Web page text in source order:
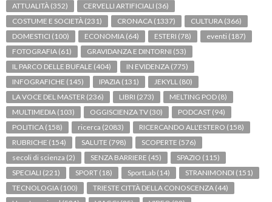
ATTUALITÀ (352) CERVELLI ARTIFICIALI (36)
COSTUME E SOCIETÀ (231) CRONACA (1337) CULTURA (366)
DOMESTICI (100) ECONOMIA (64) ESTERI (78) eventi (187)
FOTOGRAFIA (61) GRAVIDANZA E DINTORNI (53)
IL PARCO DELLE BUFALE (404) IN EVIDENZA (775)
INFOGRAFICHE (145) IPAZIA (131) JEKYLL (80)
LA VOCE DEL MASTER (236) LIBRI (273) MELTING POD (8)
MULTIMEDIA (103) OGGISCIENZA TV (30) PODCAST (94)
POLITICA (158) ricerca (2083) RICERCANDO ALL'ESTERO (158)
RUBRICHE (154) SALUTE (798) SCOPERTE (576)
secoli di scienza (2) SENZA BARRIERE (45) SPAZIO (115)
SPECIALI (221) SPORT (18) SportLab (14) STRANIMONDI (151)
TECNOLOGIA (100) TRIESTE CITTÀ DELLA CONOSCENZA (44)